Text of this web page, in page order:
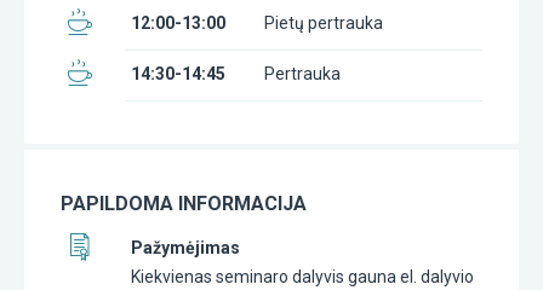
12:00-13:00 Pietų pertrauka
14:30-14:45 Pertrauka
PAPILDOMA INFORMACIJA
Pažymėjimas
Kiekvienas seminaro dalyvis gauna el. dalyvio